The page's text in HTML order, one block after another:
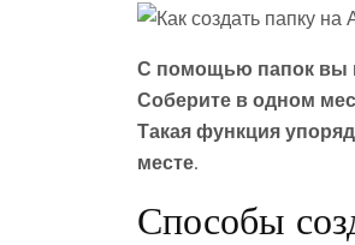
С помощью папок вы
Соберите в одном
Такая функция
месте.
Способы